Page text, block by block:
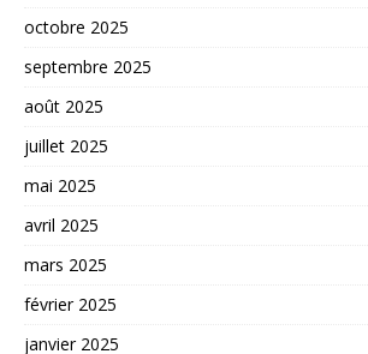
octobre 2025
septembre 2025
août 2025
juillet 2025
mai 2025
avril 2025
mars 2025
février 2025
janvier 2025